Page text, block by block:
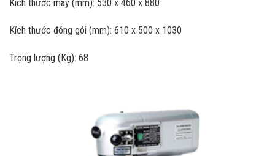
Kích thước máy (mm): 530 x 460 x 880
Kích thước đóng gói (mm): 610 x 500 x 1030
Trọng lượng (Kg): 68